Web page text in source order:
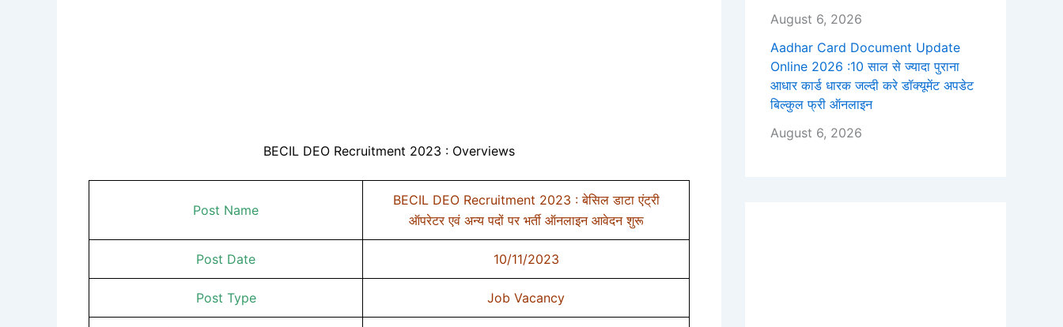
BECIL DEO Recruitment 2023 : Overviews
Post Name
BECIL DEO Recruitment 2023 : बेसिल डाटा एंट्री
ऑपरेटर एवं अन्य पदों पर भर्ती ऑनलाइन आवेदन शुरू
Post Date 10/11/2023
Post Type Job Vacancy
August 6, 2026
Aadhar Card Document Update
Online 2026 :10 साल से ज्यादा पुराना
आधार कार्ड धारक जल्दी करे डॉक्यूमेंट अपडेट
बिल्कुल फ्री ऑनलाइन
August 6, 2026